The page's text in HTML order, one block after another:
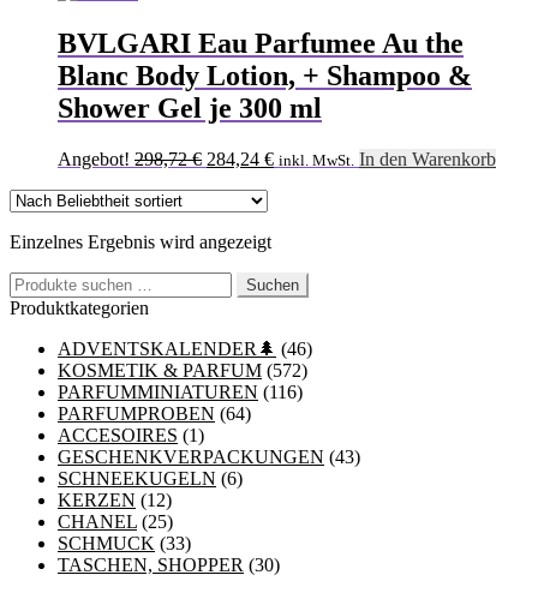
BVLGARI Eau Parfumee Au the
Blanc Body Lotion, + Shampoo &
Shower Gel je 300 ml
Angebot! 298,72€ Ursprünglicher
284,24 €Aktueller
inkl. MwSt. In den Warenkorb
Einzelnes Ergebnis wird angezeigt
Suchen
nach:
Suchen
Produktkategorien
ADVENTSKALENDER🌲 (46)
KOSMETIK & PARFUM (572)
PARFUMMINIATUREN (116)
PARFUMPROBEN (64)
ACCESOIRES (1)
GESCHENKVERPACKUNGEN (43)
SCHNEEKUGELN (6)
KERZEN (12)
CHANEL (25)
SCHMUCK (33)
TASCHEN, SHOPPER (30)